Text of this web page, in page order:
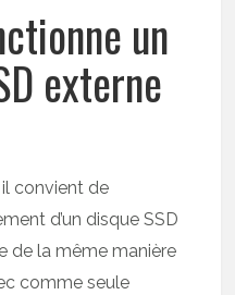
un
externe
il convient de
d’un disque SSD
de la même manière
comme seule